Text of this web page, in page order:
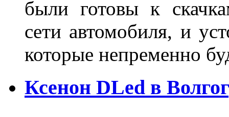
были готовы к
сети автомобиля, и
которые непременно
Ксенон DLed в